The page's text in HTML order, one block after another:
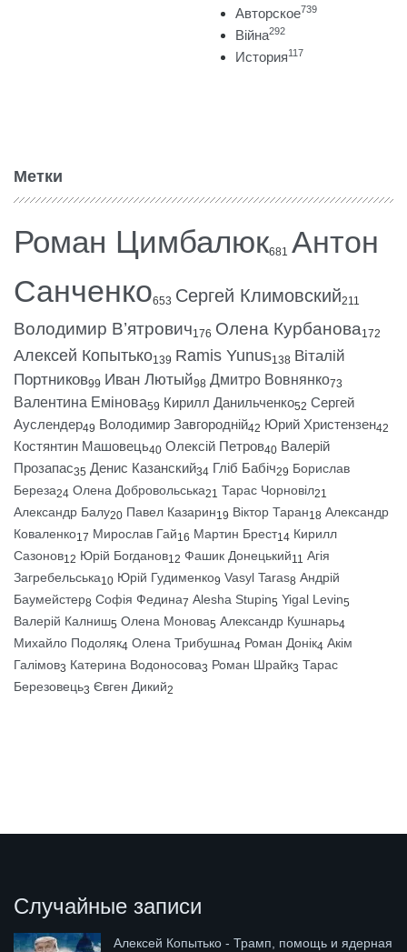
Авторское739
Війна292
История117
Метки
Роман Цимбалюк681 Антон
Санченко653 Сергей Климовский211
Володимир В’ятрович176 Олена Курбанова172
Алексей Копытько139 Ramis Yunus138 Віталій
Портников99 Иван Лютый98 Дмитро Вовнянко73
Валентина Емінова59 Кирилл Данильченко52 Сергей
Ауслендер49 Володимир Завгородній42 Юрий Христензен42
Костянтин Машовець40 Олексій Петров40 Валерій
Прозапас35 Денис Казанский34 Гліб Бабіч29 Борислав
Береза24 Олена Добровольська21 Тарас Чорновіл21
Александр Балу20 Павел Казарин19 Віктор Таран18 Александр
Коваленко17 Мирослав Гай16 Мартин Брест14 Кирилл
Сазонов12 Юрій Богданов12 Фашик Донецький11 Агія
Загребельська10 Юрій Гудименко9 Vasyl Taras8 Андрій
Баумейстер8 Софія Федина7 Alesha Stupin5 Yigal Levin5
Валерій Калниш5 Олена Монова5 Александр Кушнарь4
Михайло Подоляк4 Олена Трибушна4 Роман Донік4 Акім
Галімов3 Катерина Водоносова3 Роман Шрайк3 Тарас
Березовець3 Євген Дикий2
Случайные записи
Алексей Копытько - Трамп, помощь и ядерная